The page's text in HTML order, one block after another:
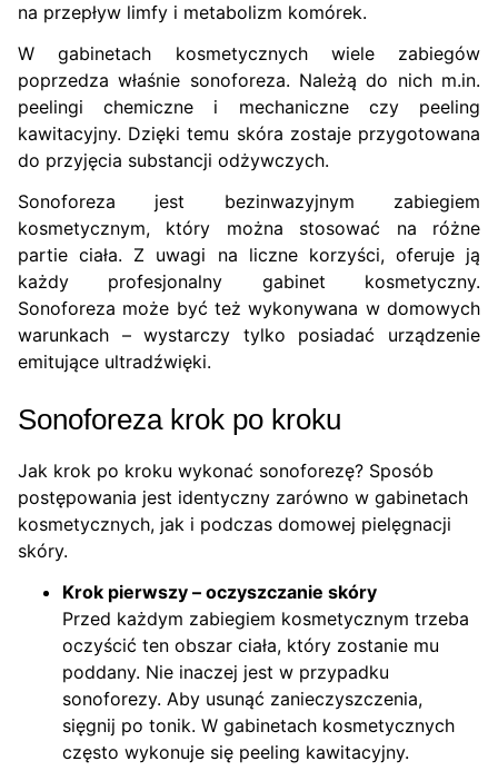
na przepływ limfy i metabolizm komórek.
W gabinetach kosmetycznych wiele zabiegów
poprzedza właśnie sonoforeza. Należą do nich m.in.
peelingi chemiczne i mechaniczne czy peeling
kawitacyjny. Dzięki temu skóra zostaje przygotowana
do przyjęcia substancji odżywczych.
Sonoforeza jest bezinwazyjnym zabiegiem
kosmetycznym, który można stosować na różne
partie ciała. Z uwagi na liczne korzyści, oferuje ją
każdy profesjonalny gabinet kosmetyczny.
Sonoforeza może być też wykonywana w domowych
warunkach – wystarczy tylko posiadać urządzenie
emitujące ultradźwięki.
Sonoforeza krok po kroku
Jak krok po kroku wykonać sonoforezę? Sposób
postępowania jest identyczny zarówno w gabinetach
kosmetycznych, jak i podczas domowej pielęgnacji
skóry.
Krok pierwszy – oczyszczanie skóry
Przed każdym zabiegiem kosmetycznym trzeba
oczyścić ten obszar ciała, który zostanie mu
poddany. Nie inaczej jest w przypadku
sonoforezy. Aby usunąć zanieczyszczenia,
sięgnij po tonik. W gabinetach kosmetycznych
często wykonuje się peeling kawitacyjny.